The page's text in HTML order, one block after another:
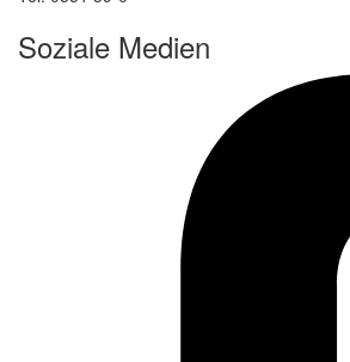
Soziale Medien